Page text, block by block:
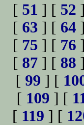
[ 51 ] [ 52
[ 63 ] [ 64
[ 75 ] [ 76
[ 87 ] [ 88
[ 99 ] [
[ 109 ] [
[ 119 ] [